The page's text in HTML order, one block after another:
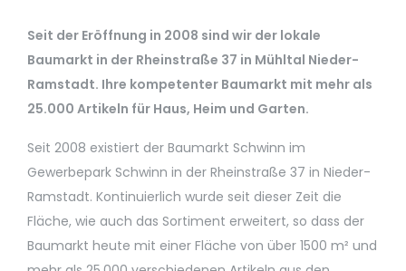
Seit der Eröffnung in 2008 sind wir der lokale
Baumarkt in der Rheinstraße 37 in Mühltal Nieder-
Ramstadt. Ihre kompetenter Baumarkt mit mehr als
25.000 Artikeln für Haus, Heim und Garten.
Seit 2008 existiert der Baumarkt Schwinn im
Gewerbepark Schwinn in der Rheinstraße 37 in Nieder-
Ramstadt. Kontinuierlich wurde seit dieser Zeit die
Fläche, wie auch das Sortiment erweitert, so dass der
Baumarkt heute mit einer Fläche von über 1500 m² und